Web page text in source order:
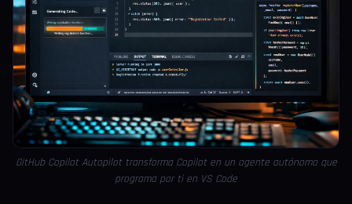
GitHub Copilot Autopilot transforma Copilot en un agente autónomo que
programa por ti en VS Code